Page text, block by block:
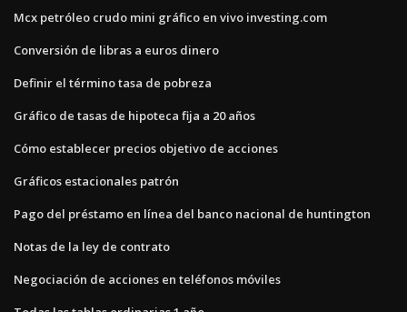
Mcx petróleo crudo mini gráfico en vivo investing.com
Conversión de libras a euros dinero
Definir el término tasa de pobreza
Gráfico de tasas de hipoteca fija a 20 años
Cómo establecer precios objetivo de acciones
Gráficos estacionales patrón
Pago del préstamo en línea del banco nacional de huntington
Notas de la ley de contrato
Negociación de acciones en teléfonos móviles